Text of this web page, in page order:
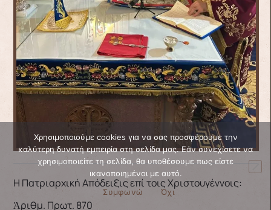
Η Πατριαρχική Απόδειξις επί τοις Χριστουγέννοις:
Ἀριθμ. Πρωτ. 870
Χρησιμοποιούμε cookies για να σας προσφέρουμε την
καλύτερη δυνατή εμπειρία στη σελίδα μας. Εάν συνεχίσετε να
χρησιμοποιείτε τη σελίδα, θα υποθέσουμε πως είστε
ικανοποιημένοι με αυτό.
Συμφωνώ
Όχι